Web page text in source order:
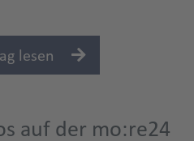
lesen
auf der mo:re24